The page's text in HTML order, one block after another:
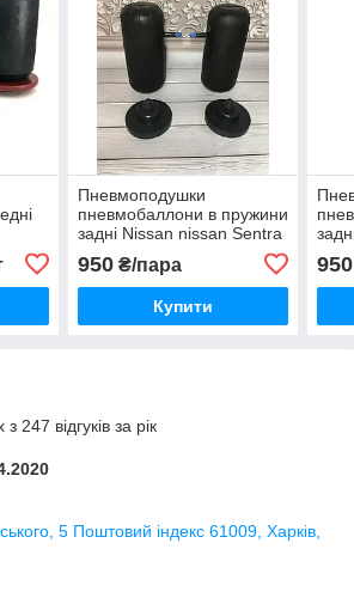
Пневмоподушки
пневмобаллони в пружини
задні Nissan nissan Sentra
950₴/пара
Купити
950
247 відгуків за рік
5 Поштовий індекс 61009, Харків,